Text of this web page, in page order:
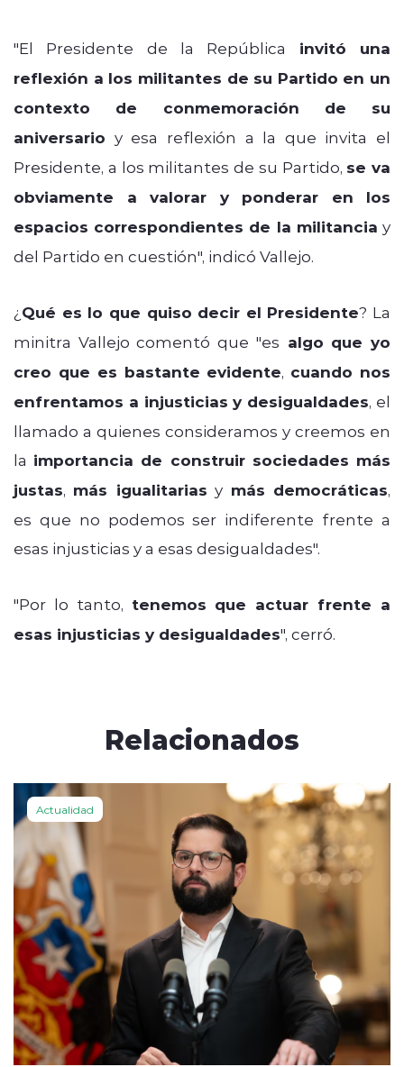
"El Presidente de la República invitó una
reflexión a los militantes de su Partido en un
contexto de conmemoración de su
aniversario y esa reflexión a la que invita el
Presidente, a los militantes de su Partido, se va
obviamente a valorar y ponderar en los
espacios correspondientes de la militancia y
del Partido en cuestión", indicó Vallejo.
¿ Qué es lo que quiso decir el Presidente? La
minitra Vallejo comentó que "es algo que yo
creo que es bastante evidente, cuando nos
enfrentamos a injusticias y desigualdades, el
llamado a quienes consideramos y creemos en
la importancia de construir sociedades más
justas, más igualitarias y más democráticas,
es que no podemos ser indiferente frente a
esas injusticias y a esas desigualdades".
"Por lo tanto, tenemos que actuar frente a
esas injusticias y desigualdades", cerró.
Relacionados
Actualidad